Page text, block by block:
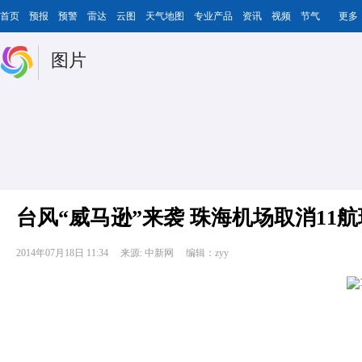
首页 预报 预警 雷达 云图 天气地图 专业产品 资讯 视频 节气 更多
图片
台风“威马逊”来袭 珠海机场取消11
2014年07月18日 11:34 来源: 中新网 编辑：zyy